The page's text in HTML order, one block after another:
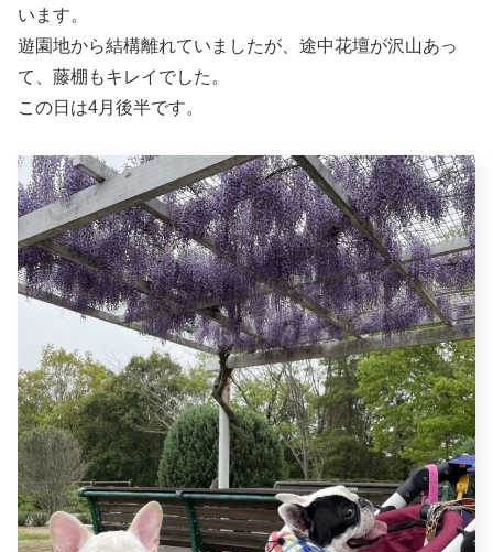
います。
遊園地から結構離れていましたが、途中花壇が沢山あっ
て、藤棚もキレイでした。
この日は4月後半です。